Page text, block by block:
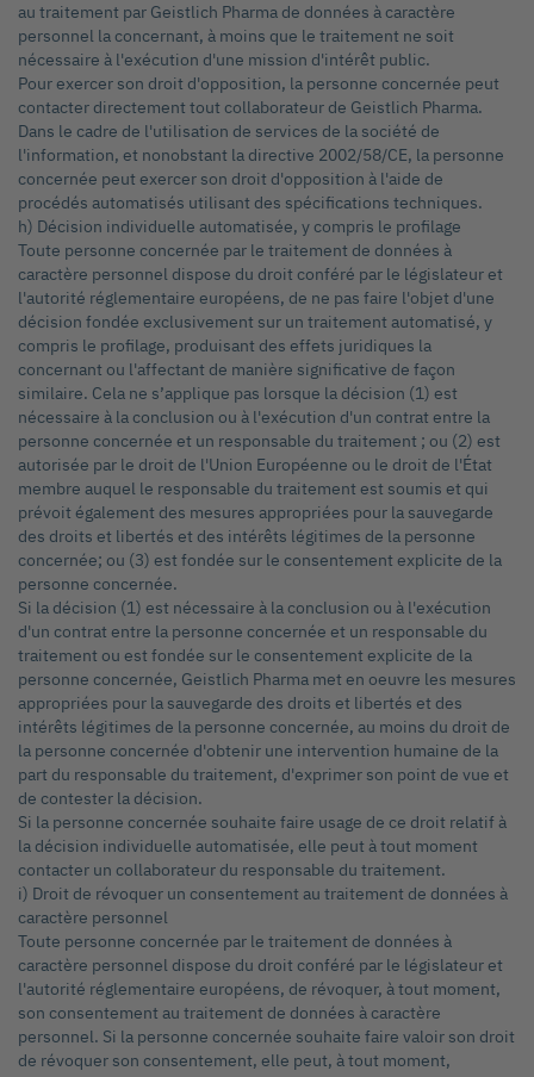
au traitement par Geistlich Pharma de données à caractère
personnel la concernant, à moins que le traitement ne soit
nécessaire à l'exécution d'une mission d'intérêt public.
Pour exercer son droit d'opposition, la personne concernée peut
contacter directement tout collaborateur de Geistlich Pharma.
Dans le cadre de l'utilisation de services de la société de
l'information, et nonobstant la directive 2002/58/CE, la personne
concernée peut exercer son droit d'opposition à l'aide de
procédés automatisés utilisant des spécifications techniques.
h) Décision individuelle automatisée, y compris le profilage
Toute personne concernée par le traitement de données à
caractère personnel dispose du droit conféré par le législateur et
l'autorité réglementaire européens, de ne pas faire l'objet d'une
décision fondée exclusivement sur un traitement automatisé, y
compris le profilage, produisant des effets juridiques la
concernant ou l'affectant de manière significative de façon
similaire. Cela ne s’applique pas lorsque la décision (1) est
nécessaire à la conclusion ou à l'exécution d'un contrat entre la
personne concernée et un responsable du traitement ; ou (2) est
autorisée par le droit de l'Union Européenne ou le droit de l'État
membre auquel le responsable du traitement est soumis et qui
prévoit également des mesures appropriées pour la sauvegarde
des droits et libertés et des intérêts légitimes de la personne
concernée; ou (3) est fondée sur le consentement explicite de la
personne concernée.
Si la décision (1) est nécessaire à la conclusion ou à l'exécution
d'un contrat entre la personne concernée et un responsable du
traitement ou est fondée sur le consentement explicite de la
personne concernée, Geistlich Pharma met en oeuvre les mesures
appropriées pour la sauvegarde des droits et libertés et des
intérêts légitimes de la personne concernée, au moins du droit de
la personne concernée d'obtenir une intervention humaine de la
part du responsable du traitement, d'exprimer son point de vue et
de contester la décision.
Si la personne concernée souhaite faire usage de ce droit relatif à
la décision individuelle automatisée, elle peut à tout moment
contacter un collaborateur du responsable du traitement.
i) Droit de révoquer un consentement au traitement de données à
caractère personnel
Toute personne concernée par le traitement de données à
caractère personnel dispose du droit conféré par le législateur et
l'autorité réglementaire européens, de révoquer, à tout moment,
son consentement au traitement de données à caractère
personnel. Si la personne concernée souhaite faire valoir son droit
de révoquer son consentement, elle peut, à tout moment,